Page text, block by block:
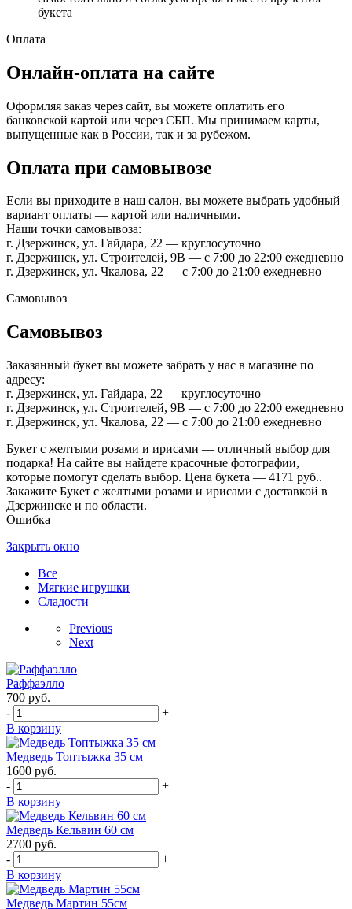
букета
Оплата
Онлайн-оплата на сайте
Оформляя заказ через сайт, вы можете оплатить его
банковской картой или через СБП. Мы принимаем карты,
выпущенные как в России, так и за рубежом.
Оплата при самовывозе
Если вы приходите в наш салон, вы можете выбрать удобный
вариант оплаты — картой или наличными.
Наши точки самовывоза:
г. Дзержинск, ул. Гайдара, 22 — круглосуточно
г. Дзержинск, ул. Строителей, 9В — с 7:00 до 22:00 ежедневно
г. Дзержинск, ул. Чкалова, 22 — с 7:00 до 21:00 ежедневно
Самовывоз
Самовывоз
Заказанный букет вы можете забрать у нас в магазине по
адресу:
г. Дзержинск, ул. Гайдара, 22 — круглосуточно
г. Дзержинск, ул. Строителей, 9В — с 7:00 до 22:00 ежедневно
г. Дзержинск, ул. Чкалова, 22 — с 7:00 до 21:00 ежедневно
Букет с желтыми розами и ирисами — отличный выбор для
подарка! На сайте вы найдете красочные фотографии,
которые помогут сделать выбор. Цена букета — 4171 руб..
Закажите Букет с желтыми розами и ирисами с доставкой в
Дзержинске и по области.
Ошибка
Закрыть окно
Все
Мягкие игрушки
Сладости
Previous
Next
Раффаэлло
700 руб.
-
+
В корзину
Медведь Топтыжка 35 см
1600 руб.
-
+
В корзину
Медведь Кельвин 60 см
2700 руб.
-
+
В корзину
Медведь Мартин 55см